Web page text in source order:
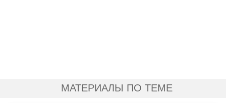
МАТЕРИАЛЫ ПО ТЕМЕ